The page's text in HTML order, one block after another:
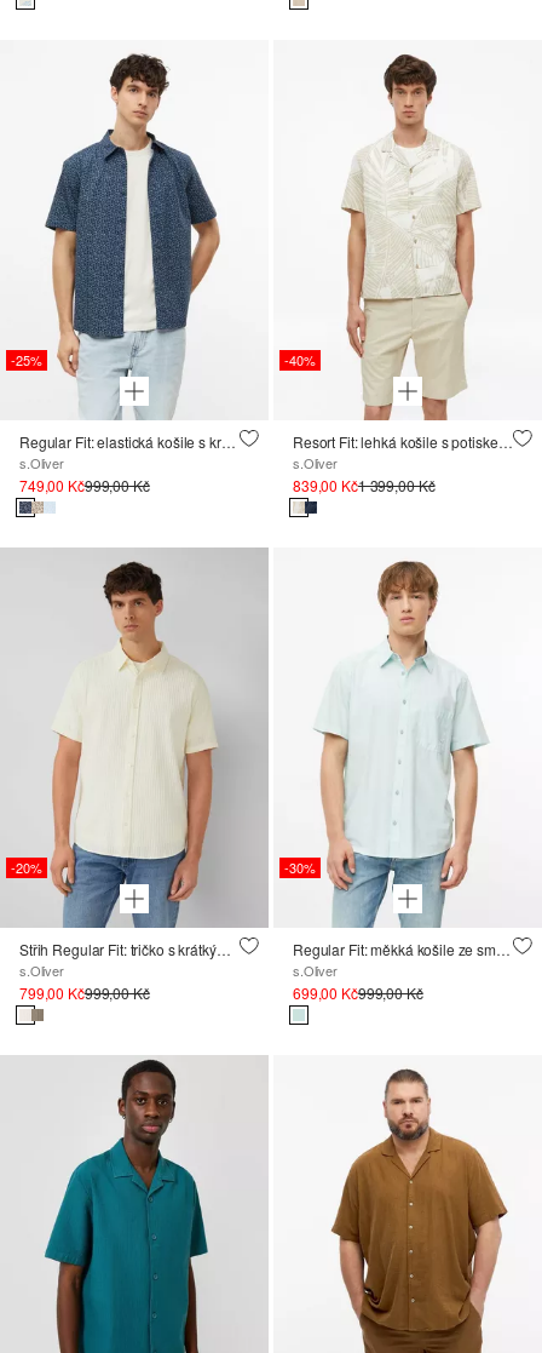
-25%
Regular Fit: elastická košile s krátkým rukávem a s potiskem po celé ploše
s.Oliver
749,00 Kč999,00 Kč
-40%
Resort Fit: lehká košile s potiskem po celé ploše
s.Oliver
839,00 Kč1 399,00 Kč
-20%
Střih Regular Fit: tričko s krátkým rukávem a texturovanými pruhy
s.Oliver
799,00 Kč999,00 Kč
-30%
Regular Fit: měkká košile ze směsi bavlny a modalu
s.Oliver
699,00 Kč999,00 Kč